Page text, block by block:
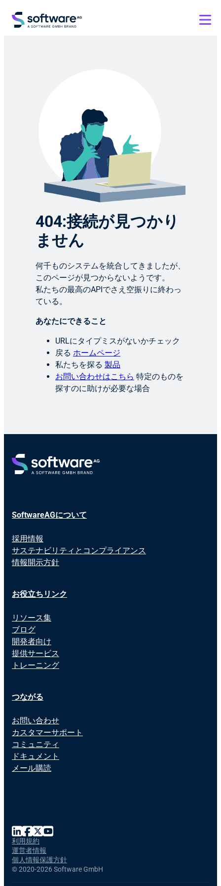
404:接続が見つかり
ません
何千ものシステムを統合してきましたが、
このページが見つからないようです。
私たちの最高のAPIでさえ空振りに終わっ
ている。
あなたにできること
URLにタイプミスがないかチェック
戻る ホームページ
私たちを探る 製品
お問い合わせはこちら 特定のものを
探すのに助けが必要な場合
SoftwareAGについて
採用情報
サステナビリティとコンプライアンス
情報開示方針
お役立ちリンク
リソース集
ブログ
開発者向け
提供サービス
トレーニング
つながる
お問い合わせ
カスタマーサポート
コミュニティ
ドキュメント
メール購読
©2020-2026 Software GmbH
利用規約
運営者情報
個人情報保護方針